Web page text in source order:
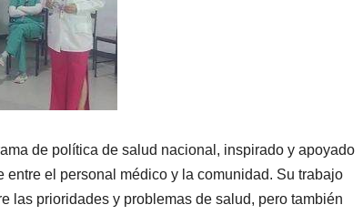
de política de salud nacional, inspirado y apoyado
el personal médico y la comunidad. Su trabajo
las prioridades y problemas de salud, pero también